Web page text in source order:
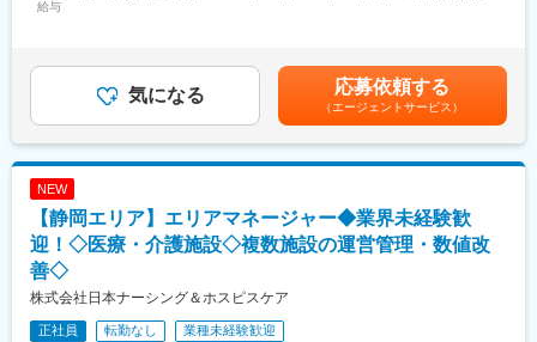
■長泉MEセンターについて：
MEセンターは、静岡県立がんセンターから徒歩5分の立地。手術
室、集中治療室、病室で不可欠な輸液ポンプやシリンジポンプ、
良、製造、メンテナンスを行っています。
現千円札にも描かれている「北里柴三郎博士」が発起人となり、
1921年に創業され、100年以上医療に貢献をしてきた当社。国産
上の国と地域に展開している総合医療機器メーカーです。「医療
を通じて社会に貢献するという」企業理念のもと、次の100年に
向けて成長を続けています
・納期調整、配送スケジュール管理
・電話応対、来客応対（茶菓接遇含む）
■ポジション概要：
ック
◎上記他、勤怠管理・小口現金処理といった事務所内の庶務も担
クワークのみの事務職とは異なります。
◎人と接していきたい方、単調な仕事ではなく動きのある事務職
給与
年2回■昇給：年1回賃金はあくまでも目安の金額であり、選考を
通じて上下する可能性があります。月給(月額)は固定手当を含めた
気になる 応募依頼する
（エージェントサービス）
NEW
【静岡エリア】エリアマネージャー◆業界未経験歓
迎！◇医療・介護施設◇複数施設の運営管理・数値改
善◇
株式会社日本ナーシング＆ホスピスケア
正社員 転勤なし 業種未経験歓迎